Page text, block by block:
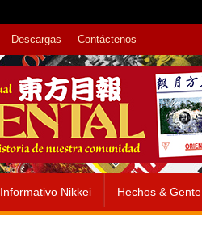
Descargas Contáctenos
Informativo Nikkei Hechos & Gente